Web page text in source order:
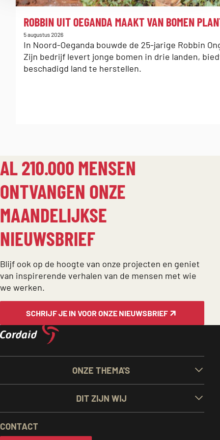
:
ROBBIN UIT OEGANDA MAAKT VAN BOMEN
Gepubliceerd
op:
5 augustus 2026
In Noord-Oeganda bouwde de 25-jarige Robbin
Zijn bedrijf levert jonge bomen in drie landen,
beschadigd land te herstellen.
AL 210.000 MENSEN
ONTVANGEN ONZE
MAANDELIJKSE
NIEUWSBRIEF
Blijf ook op de hoogte van onze projecten en geniet
van inspirerende verhalen van de mensen met wie
we werken.
SCHRIJF JE IN VOOR ONZE NIEUWSBRIEF
BELANGRIJKE
LINKS
EN
ONZE THEMA'S
DIT ZIJN WIJ
CONTACT